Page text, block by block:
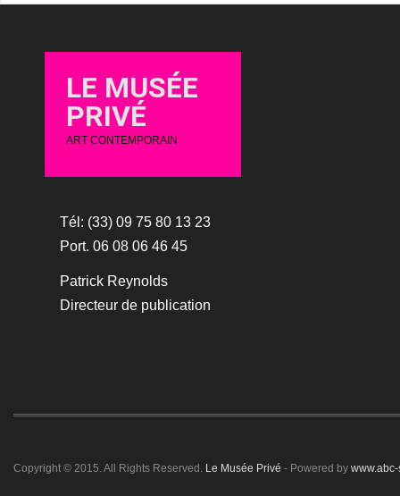
LE MUSÉE
PRIVÉ
ART CONTEMPORAIN
Tél: (33) 09 75 80 13 23
Port. 06 08 06 46 45
Patrick Reynolds
Directeur de publication
Copyright © 2015. All Rights Reserved. Le Musée Privé - Powered by